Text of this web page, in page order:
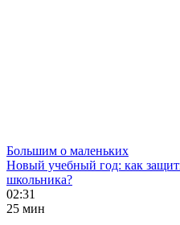
Большим о маленьких
Новый учебный год: как
школьника?
02:31
25 мин